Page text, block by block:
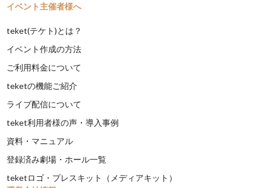
イベント主催者様へ
teket(テケト)とは？
イベント作成の方法
ご利用料金について
teketの機能ご紹介
ライブ配信について
teket利用者様の声・導入事例
資料・マニュアル
登録済み劇場・ホール一覧
teketロゴ・プレスキット（メディアキット）